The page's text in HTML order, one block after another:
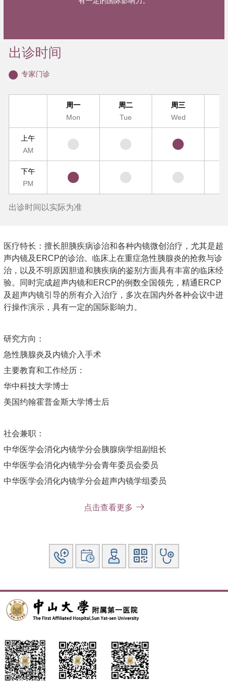
出诊时间
专家门诊
周一
Mon
周二
Tue
周三
Wed
上午
AM
下午
PM
出诊时间以实际为准
医疗特长：擅长胆胰疾病诊治和各种内镜微创治疗，尤其是超
声内镜及ERCP的诊治。临床上在重症急性胰腺炎的抢救与诊
治，以及不明原因胆道和胰疾病的鉴别方面具有丰富的临床经
验。同时完成超声内镜和ERCP的例数全国领先，精通ERCP
及超声内镜引导的所有介入治疗，多次在国内外各种会议中进
行操作演示，具有一定的国际影响力。
研究方向：
急性胰腺炎及内镜介入手术
主要教育和工作经历：
华中科技大学博士
美国约翰霍普金斯大学博士后
社会兼职：
中华医学会消化内镜学分会胰腺病学组副组长
中华医学会消化内镜学分会青年委员会委员
中华医学会消化内镜学分会超声内镜学组委员
《消化超声内镜疑难诊断图解》主编
《消化超声内镜学》《消化超声内镜培训教程》《消化内镜治
专著：
作为专家组成员参与制定《中国ERCP指南（2018版）》《中
国急性胰腺炎诊治指南（2019版）》《超声内镜穿刺指南》
第一版（2018）和第二版（2021），《中国内痔指南
点击查看更多